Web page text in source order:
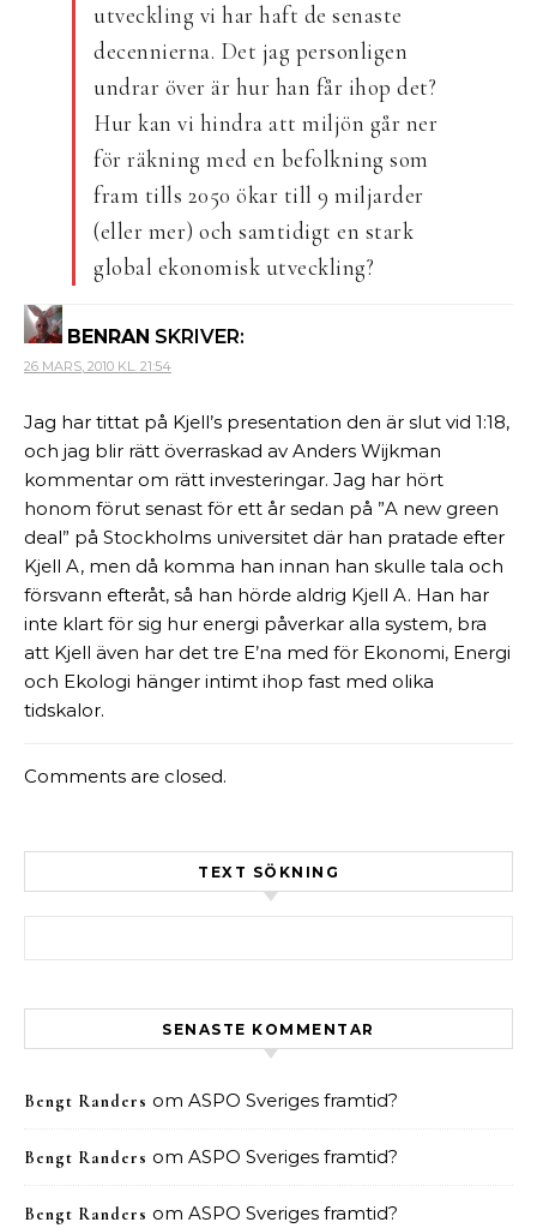
utveckling vi har haft de senaste
decennierna. Det jag personligen
undrar över är hur han får ihop det?
Hur kan vi hindra att miljön går ner
för räkning med en befolkning som
fram tills 2050 ökar till 9 miljarder
(eller mer) och samtidigt en stark
global ekonomisk utveckling?
BENRAN SKRIVER:
26 MARS, 2010 KL. 21:54
Jag har tittat på Kjell’s presentation den är slut vid 1:18,
och jag blir rätt överraskad av Anders Wijkman
kommentar om rätt investeringar. Jag har hört
honom förut senast för ett år sedan på ”A new green
deal” på Stockholms universitet där han pratade efter
Kjell A, men då komma han innan han skulle tala och
försvann efteråt, så han hörde aldrig Kjell A. Han har
inte klart för sig hur energi påverkar alla system, bra
att Kjell även har det tre E’na med för Ekonomi, Energi
och Ekologi hänger intimt ihop fast med olika
tidskalor.
Comments are closed.
TEXT SÖKNING
SENASTE KOMMENTAR
Bengt Randers om ASPO Sveriges framtid?
Bengt Randers om ASPO Sveriges framtid?
Bengt Randers om ASPO Sveriges framtid?